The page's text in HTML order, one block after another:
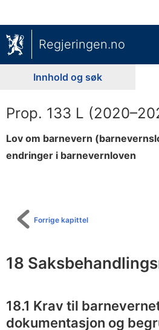
Regjeringen.no
Innhold og søk
Prop. 133 L
Lov om barnevern
endringer i barnevernloven
Forrige kapittel
18
18.1 Krav til
dokumentasjon og